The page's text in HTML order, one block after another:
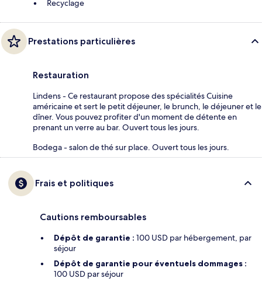
Recyclage
Prestations particulières
Restauration
Lindens - Ce restaurant propose des spécialités Cuisine
américaine et sert le petit déjeuner, le brunch, le déjeuner et le
dîner. Vous pouvez profiter d'un moment de détente en
prenant un verre au bar. Ouvert tous les jours.
Bodega - salon de thé sur place. Ouvert tous les jours.
Frais et politiques
Cautions remboursables
Dépôt de garantie : 100 USD par hébergement, par
séjour
Dépôt de garantie pour éventuels dommages :
100 USD par séjour